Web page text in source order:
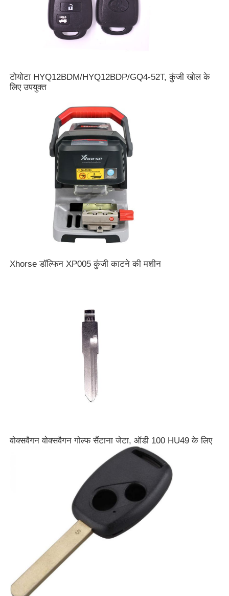
कार की चाबी का खोल
सिंगल एंगल फ्रिलिंग कटर
कार की चाबी प्रोग्रामर
ट्रांसपोंडर चिप
तालाबंदी मशीन
KEYDIY स्मार्ट कुंजी
टोयोटा HYQ12BDM/HYQ12BDP/GQ4-52T, कुंजी खोल के
लिए उपयुक्त
Xhorse डॉल्फिन XP005 कुंजी काटने की मशीन
वोक्सवैगन वोक्सवैगन गोल्फ सैंटाना जेटा, ऑडी 100 HU49 के लिए